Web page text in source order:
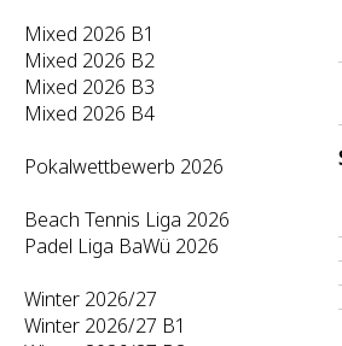
Mixed 2026 B1
Mixed 2026 B2
Mixed 2026 B3
Mixed 2026 B4
Pokalwettbewerb 2026
Beach Tennis Liga 2026
Padel Liga BaWü 2026
Winter 2026/27
Winter 2026/27 B1